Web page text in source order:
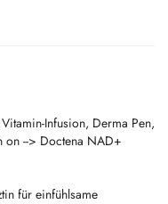
Infusion, Derma Pen,
on --> Doctena NAD+
für einfühlsame